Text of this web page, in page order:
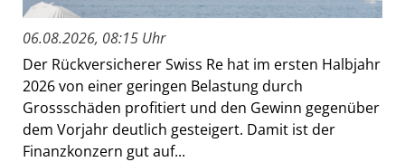
06.08.2026, 08:15 Uhr
Der Rückversicherer Swiss Re hat im ersten Halbjahr
2026 von einer geringen Belastung durch
Grossschäden profitiert und den Gewinn gegenüber
dem Vorjahr deutlich gesteigert. Damit ist der
Finanzkonzern gut auf...